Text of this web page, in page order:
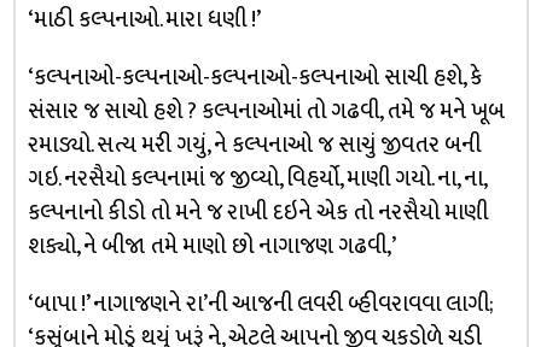
‘માઠી કલ્પનાઓ. મારા ધણી !’
‘કલ્પનાઓ-કલ્પનાઓ-કલ્પનાઓ-કલ્પનાઓ સાચી હશે, કે
સંસાર જ સાચો હશે ? કલ્પનાઓમાં તો ગઢવી, તમે જ મને ખૂબ
રમાડ્યો. સત્ય મરી ગયું, ને કલ્પનાઓ જ સાચું જીવતર બની
ગઇ. નરસૈયો કલ્પનામાં જ જીવ્યો, વિહર્યો, માણી ગયો. ના, ના,
કલ્પનાનો કીડો તો મને જ રાખી દઇને એક તો નરસૈયો માણી
શક્યો, ને બીજા તમે માણો છો નાગાજણ ગઢવી,’
‘બાપા !’ નાગાજણને રા’ની આજની લવરી બ્હીવરાવવા લાગી;
‘કસૂંબાને મોડું થયું ખરૂં ને, એટલે આપનો જીવ ચકડોળે ચડી